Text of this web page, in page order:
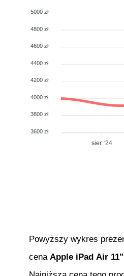
5000 zł
4800 zł
4600 zł
4400 zł
4200 zł
4000 zł
3800 zł
3600 zł
sier. '24
Powyższy wykres
cena Apple iPad Air 11"